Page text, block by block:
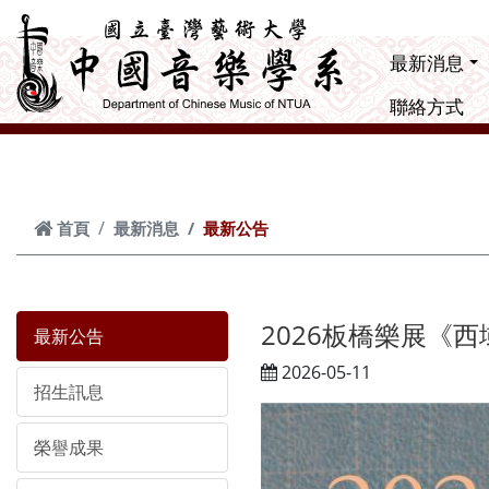
跳到主要內容
最新消息
聯絡方式
首頁 最新消息 最新公告
最新公告
招生訊息
榮譽成果
2026板橋樂展《西
2026-05-11